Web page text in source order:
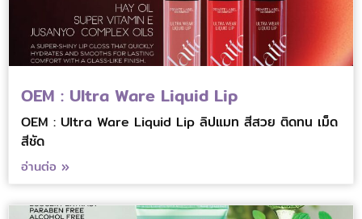
OEM : Ultra Ware Liquid Lip
OEM : Ultra Ware Liquid Lip ลิปแมท สีสวย ติดทน เม็ด
สีชัด
อ่านต่อ »